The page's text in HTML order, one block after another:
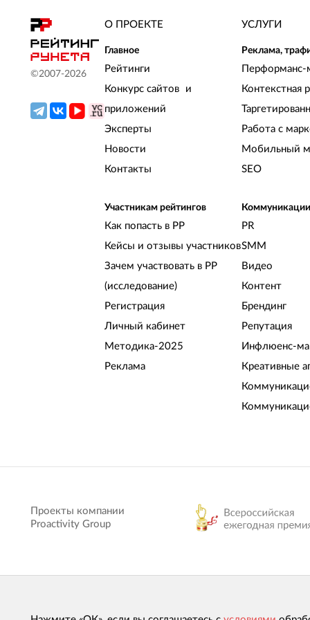
©2007-2026
О ПРОЕКТЕ
Главное
Рейтинги
Конкурс сайтов и
приложений
Эксперты
Новости
Контакты
Участникам рейтингов
Как попасть в РР
Кейсы и отзывы участников
Зачем участвовать в РР
(исследование)
Регистрация
Личный кабинет
Методика-2025
Реклама
УСЛУГИ
Реклама,
Перформанс-
Контекстная
Работа с
Мобильный
SEO
Коммуникации
PR
SMM
Видео
Контент
Брендинг
Репутация
Инфлюенс-
Креативные
Проекты компании
Proactivity Group